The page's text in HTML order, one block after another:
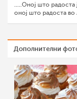
.....Оној што радоста
оној што радоста во
Дополнителни